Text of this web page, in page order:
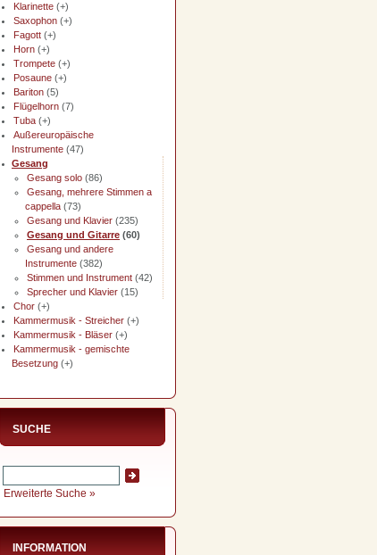
Klarinette (+)
Saxophon (+)
Fagott (+)
Horn (+)
Trompete (+)
Posaune (+)
Bariton (5)
Flügelhorn (7)
Tuba (+)
Außereuropäische
Instrumente (47)
Gesang
Gesang solo (86)
Gesang, mehrere Stimmen a
cappella (73)
Gesang und Klavier (235)
Gesang und Gitarre (60)
Gesang und andere
Instrumente (382)
Stimmen und Instrument (42)
Sprecher und Klavier (15)
Chor (+)
Kammermusik - Streicher (+)
Kammermusik - Bläser (+)
Kammermusik - gemischte
Besetzung (+)
SUCHE
Erweiterte Suche »
INFORMATION